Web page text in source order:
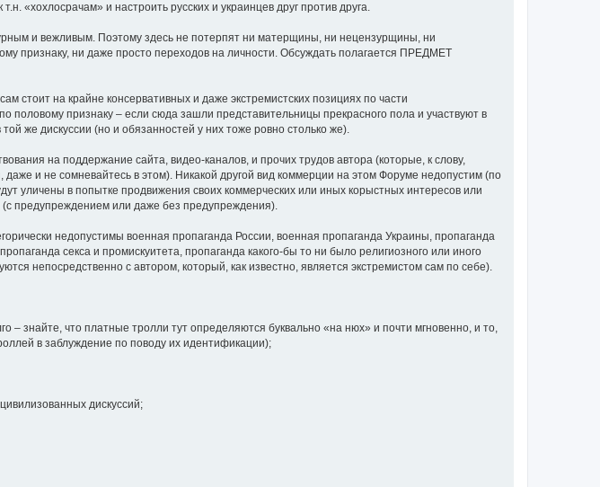
«хохлосрачам» и настроить русских и украинцев друг против друга.
и вежливым. Поэтому здесь не потерпят ни матерщины, ни нецензурщины, ни
признаку, ни даже просто переходов на личности. Обсуждать полагается ПРЕДМЕТ
стоит на крайне консервативных и даже экстремистских позициях по части
признаку – если сюда зашли представительницы прекрасного пола и участвуют в
же дискуссии (но и обязанностей у них тоже ровно столько же).
на поддержание сайта, видео-каналов, и прочих трудов автора (которые, к слову,
и не сомневайтесь в этом). Никакой другой вид коммерции на этом Форуме недопустим (по
уличены в попытке продвижения своих коммерческих или иных корыстных интересов или
предупреждением или даже без предупреждения).
недопустимы военная пропаганда России, военная пропаганда Украины, пропаганда
секса и промискуитета, пропаганда какого-бы то ни было религиозного или иного
непосредственно с автором, который, как известно, является экстремистом сам по себе).
– знайте, что платные тролли тут определяются буквально «на нюх» и почти мгновенно, и то,
в заблуждение по поводу их идентификации);
дискуссий;